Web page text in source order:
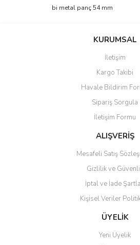
Görüş ve önerileriniz için teşekkür ederiz.
Ürün bilgilerinde hatalar bulunuyor.
Ürün fiyatı diğer sitelerden daha pahalı.
Bu ürüne benzer farklı alternatifler
Gönder
bi metal panç 54 mm
KURUMSAL
İletişim
Kargo Takibi
Havale Bildirim
Sipariş Sorgula
İletişim Formu
ALIŞVERİŞ
Mesafeli Satış
Gizlilik ve
İptal ve İade
Kişisel Veriler
ÜYELİK
Yeni Üyelik